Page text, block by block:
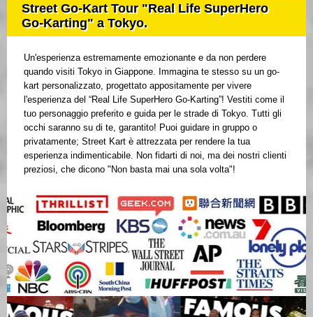
Street Go-Kart Tour "Real Life SuperHero
Go-Karting" a Tokyo.
Un'esperienza estremamente emozionante e da non perdere
quando visiti Tokyo in Giappone. Immagina te stesso su un go-
kart personalizzato, progettato appositamente per vivere
l'esperienza del “Real Life SuperHero Go-Karting”! Vestiti come il
tuo personaggio preferito e guida per le strade di Tokyo. Tutti gli
occhi saranno su di te, garantito! Puoi guidare in gruppo o
privatamente; Street Kart è attrezzata per rendere la tua
esperienza indimenticabile. Non fidarti di noi, ma dei nostri clienti
preziosi, che dicono "Non basta mai una sola volta"!